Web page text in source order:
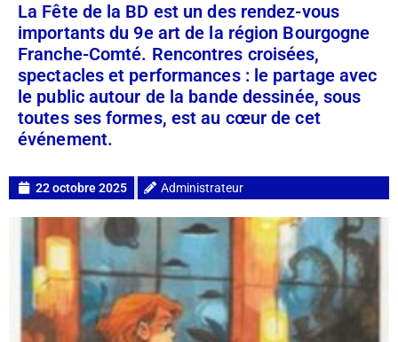
La Fête de la BD est un des rendez-vous
importants du 9e art de la région Bourgogne
Franche-Comté. Rencontres croisées,
spectacles et performances : le partage avec
le public autour de la bande dessinée, sous
toutes ses formes, est au cœur de cet
événement.
22 octobre 2025 Administrateur